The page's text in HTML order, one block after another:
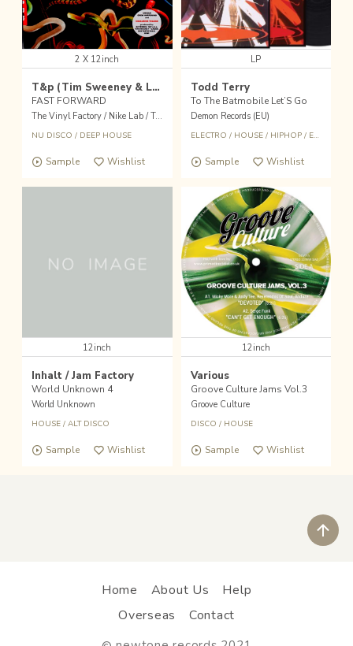
2 X 12inch
T&p (Tim Sweeney & Lauer) / Kiwi / Fantastic Man / DJ Tennis
FAST FORWARD
The Vinyl Factory / Nike Lab / Toilet Paper (UK)
NU DISCO / DEEP HOUSE
Sample Wishlist
LP
Todd Terry
To The Batmobile Let’S Go
Demon Records (EU)
ELECTRO / HOUSE/ HIPHOP/ EDIT
Sample Wishlist
12inch
Inhalt / Jam Factory
World Unknown 4
World Unknown
HOUSE/ ALT DISCO
Sample Wishlist
12inch
Various
Groove Culture Jams Vol.3
Groove Culture
DISCO / HOUSE
Sample Wishlist
Home About Us
Help
Overseas
Contact